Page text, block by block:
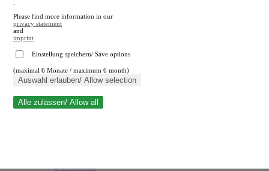
Suche schließen
Please find more information in our
privacy statement
and
imprint
Einstellung speichern/ Save options
(maximal 6 Monate / maximum 6 month)
Auswahl erlauben/ Allow selection
Alle zulassen/ Allow all